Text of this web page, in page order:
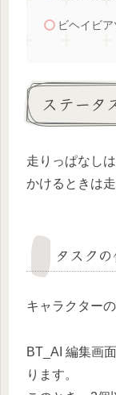
ビヘイビ
ステータ
走りっぱなし
かけるときは
タスク
キャラクター
BT_AI 編集画
ります。